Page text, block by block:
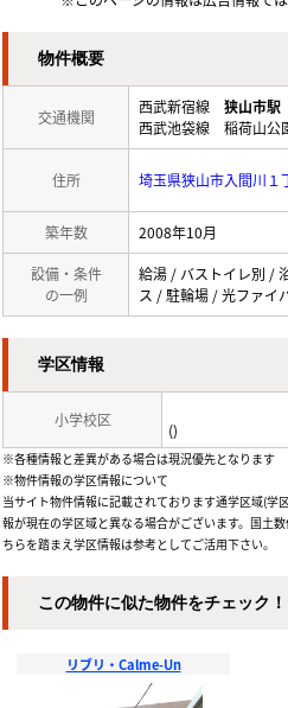
物件概要
交通機関
西武新宿線 狭山市駅
西武池袋線 稲荷山
住所 埼玉県狭山市入間川１
築年数 2008年10月
設備・条件
の一例
給湯 / バストイレ別 /
ス / 駐輪場 / 光ファイ
学区情報
小学校区
()
※各種情報と差異がある場合は現況優先となります
※物件情報の学区情報について
当サイト物件情報に記載されております通学区域(
報が現在の学区域と異なる場合がございます。国土
ちらを踏まえ学区情報は参考としてご活用下さい。
この物件に似た物件をチェック！
リブリ・Calme-Un